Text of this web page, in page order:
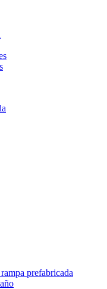
prefabricada